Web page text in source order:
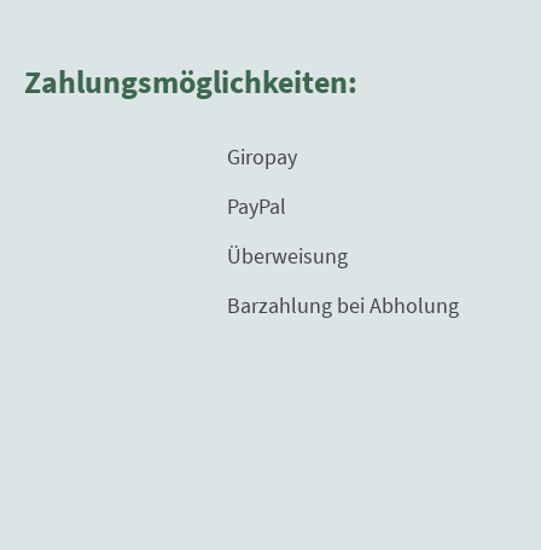
Zahlungsmöglichkeiten:
Giropay
PayPal
Überweisung
Barzahlung bei Abholung